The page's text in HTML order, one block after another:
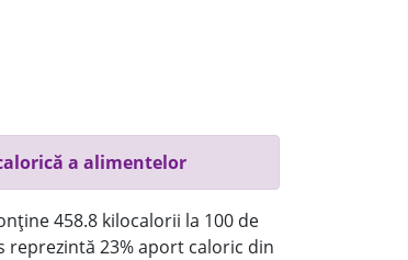
a alimentelor
458.8 kilocalorii la 100 de
reprezintă 23% aport caloric din